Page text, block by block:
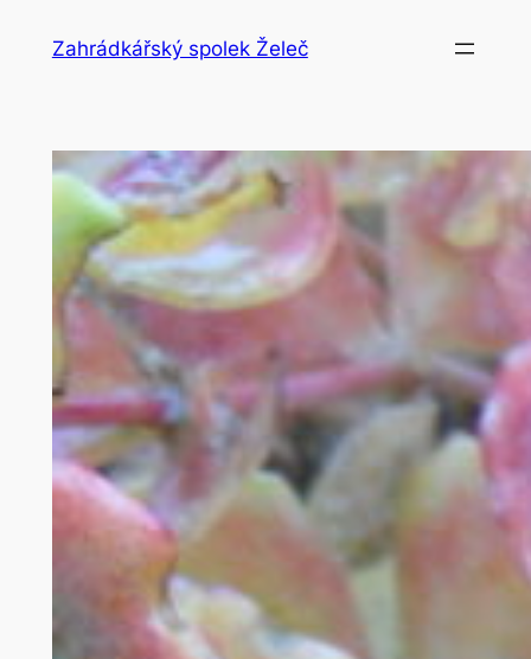
Zahrádkářský spolek Želeč